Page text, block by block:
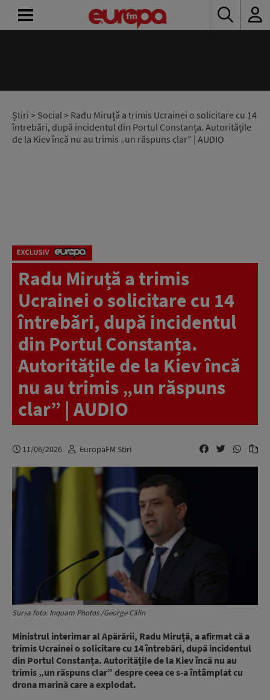
Știri > Social> Radu Miruță a trimis Ucrainei o solicitare cu 14
întrebări, după incidentul din Portul Constanța. Autoritățile
de la Kiev încă nu au trimis „un răspuns clar” | AUDIO
Radu Miruță a trimis
Ucrainei o solicitare cu 14
întrebări, după incidentul
din Portul Constanța.
Autoritățile de la Kiev încă
nu au trimis „un răspuns
clar” | AUDIO
11/06/2026 EuropaFM Stiri
Sursa foto: Inquam Photos /George Călin
Ministrul interimar al Apărării, Radu Miruță, a afirmat că a
trimis Ucrainei o solicitare cu 14 întrebări, după incidentul
din Portul Constanța. Autoritățile de la Kiev încă nu au
trimis „un răspuns clar” despre ceea ce s-a întâmplat cu
drona marină care a explodat.
RADIO
CONCURSURI